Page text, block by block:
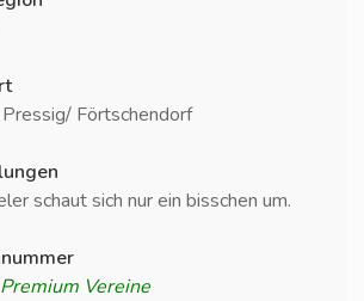
Förtschendorf
schaut sich nur ein bisschen um.
Vereine